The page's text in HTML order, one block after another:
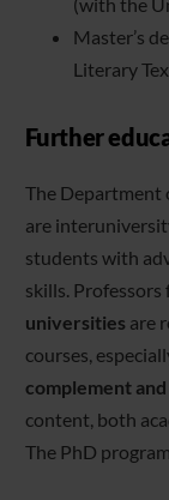
Master’s
Literary
Further
The Department
are
students with
skills.
universities are
courses,
complement
content, both
The PhD